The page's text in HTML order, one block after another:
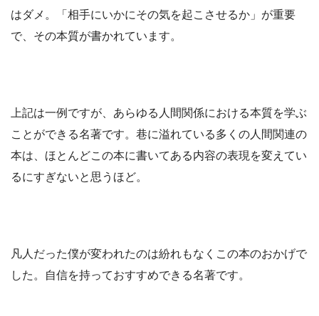
はダメ。「相手にいかにその気を起こさせるか」が重要
で、その本質が書かれています。
上記は一例ですが、あらゆる人間関係における本質を学ぶ
ことができる名著です。巷に溢れている多くの人間関連の
本は、ほとんどこの本に書いてある内容の表現を変えてい
るにすぎないと思うほど。
凡人だった僕が変われたのは紛れもなくこの本のおかげで
した。自信を持っておすすめできる名著です。